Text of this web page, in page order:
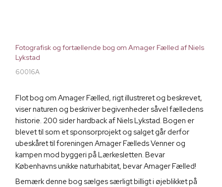
Fotografisk og fortællende bog om Amager Fælled af Niels
Lykstad
60016A
Flot bog om Amager Fælled, rigt illustreret og beskrevet,
viser naturen og beskriver begivenheder såvel fælledens
historie. 200 sider hardback af Niels Lykstad. Bogen er
blevet til som et sponsorprojekt og salget går derfor
ubeskåret til foreningen Amager Fælleds Venner og
kampen mod byggeri på Lærkesletten. Bevar
Københavns unikke naturhabitat, bevar Amager Fælled!
Bemærk denne bog sælges særligt billigt i øjeblikket på